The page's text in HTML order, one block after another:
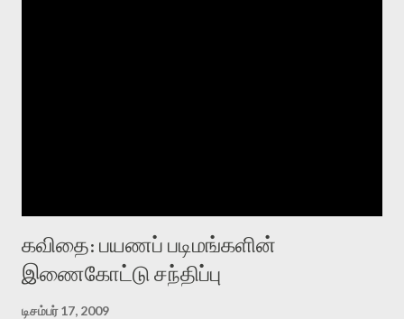
கவிதை: பயணப் படிமங்களின்
இணைகோட்டு சந்திப்பு
டிசம்பர் 17, 2009